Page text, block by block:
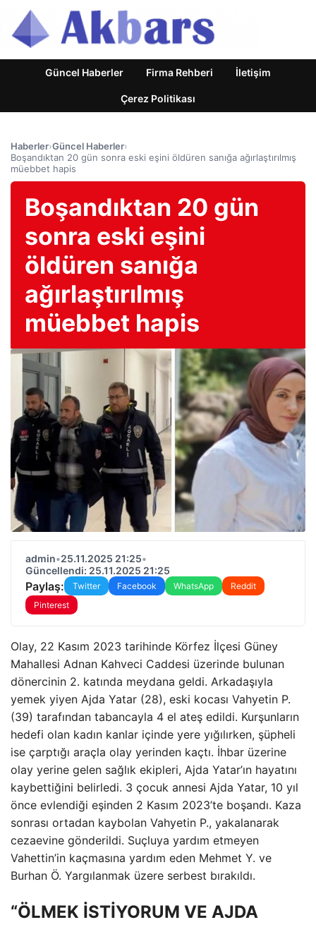
Güncel Haberler Firma Rehberi İletişim
Çerez Politikası
Haberler›Güncel Haberler›
Boşandıktan 20 gün sonra eski eşini öldüren sanığa ağırlaştırılmış
müebbet hapis
Boşandıktan 20 gün
sonra eski eşini
öldüren sanığa
ağırlaştırılmış
müebbet hapis
admin•25.11.2025 21:25•
Güncellendi: 25.11.2025 21:25
Paylaş: Twitter Facebook WhatsApp
Reddit
Pinterest
Olay, 22 Kasım 2023 tarihinde Körfez İlçesi Güney
Mahallesi Adnan Kahveci Caddesi üzerinde bulunan
dönercinin 2. katında meydana geldi. Arkadaşıyla
yemek yiyen Ajda Yatar (28), eski kocası Vahyetin P.
(39) tarafından tabancayla 4 el ateş edildi. Kurşunların
hedefi olan kadın kanlar içinde yere yığılırken, şüpheli
ise çarptığı araçla olay yerinden kaçtı. İhbar üzerine
olay yerine gelen sağlık ekipleri, Ajda Yatar’ın hayatını
kaybettiğini belirledi. 3 çocuk annesi Ajda Yatar, 10 yıl
önce evlendiği eşinden 2 Kasım 2023’te boşandı. Kaza
sonrası ortadan kaybolan Vahyetin P., yakalanarak
cezaevine gönderildi. Suçluya yardım etmeyen
Vahettin’in kaçmasına yardım eden Mehmet Y. ve
Burhan Ö. Yargılanmak üzere serbest bırakıldı.
“ÖLMEK İSTİYORUM VE AJDA